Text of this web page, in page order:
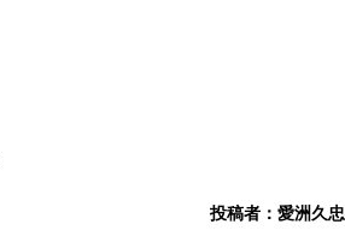
投稿者：愛洲久忠